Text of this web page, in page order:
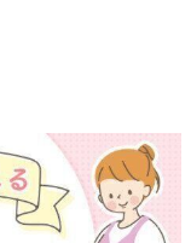
策、知っておいて！